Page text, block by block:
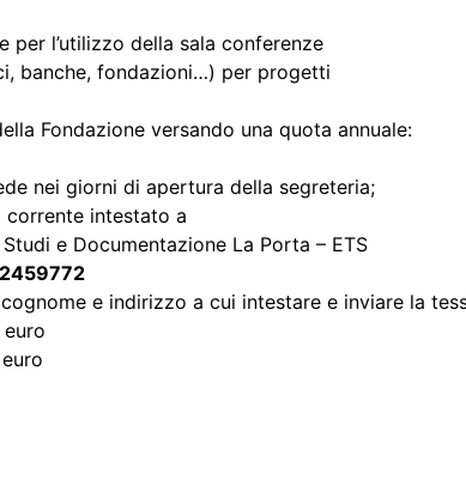
l’utilizzo della sala conferenze
banche, fondazioni…) per progetti
Fondazione versando una quota annuale:
nei giorni di apertura della segreteria;
intestato a
e Documentazione La Porta – ETS
e indirizzo a cui intestare e inviare la